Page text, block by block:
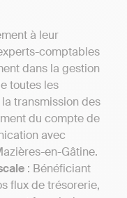
à leur
comptables
dans la gestion
toutes les
transmission des
du compte de
avec
en-Gâtine.
: Bénéficiant
flux de trésorerie,